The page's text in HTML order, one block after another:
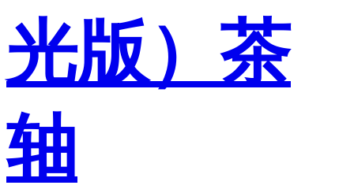
光版）茶
轴